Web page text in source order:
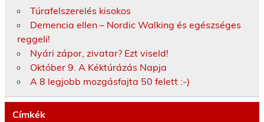
Túrafelszerelés kisokos
Demencia ellen – Nordic Walking és egészséges
reggeli!
Nyári zápor, zivatar? Ezt viseld!
Október 9. A Kéktúrázás Napja
A 8 legjobb mozgásfajta 50 felett :-)
Címkék